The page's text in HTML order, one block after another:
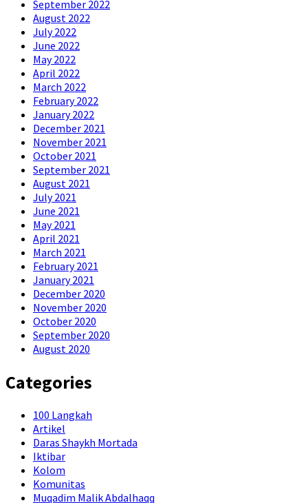
September 2022
August 2022
July 2022
June 2022
May 2022
April 2022
March 2022
February 2022
January 2022
December 2021
November 2021
October 2021
September 2021
August 2021
July 2021
June 2021
May 2021
April 2021
March 2021
February 2021
January 2021
December 2020
November 2020
October 2020
September 2020
August 2020
Categories
100 Langkah
Artikel
Daras Shaykh Mortada
Iktibar
Kolom
Komunitas
Muqadim Malik Abdalhaqq